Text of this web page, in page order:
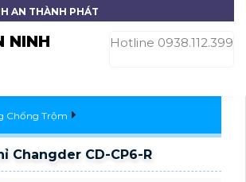
AN THÀNH PHÁT
NINH Hotline 0938.112.399
Chống Trộm
Changder CD-CP6-R